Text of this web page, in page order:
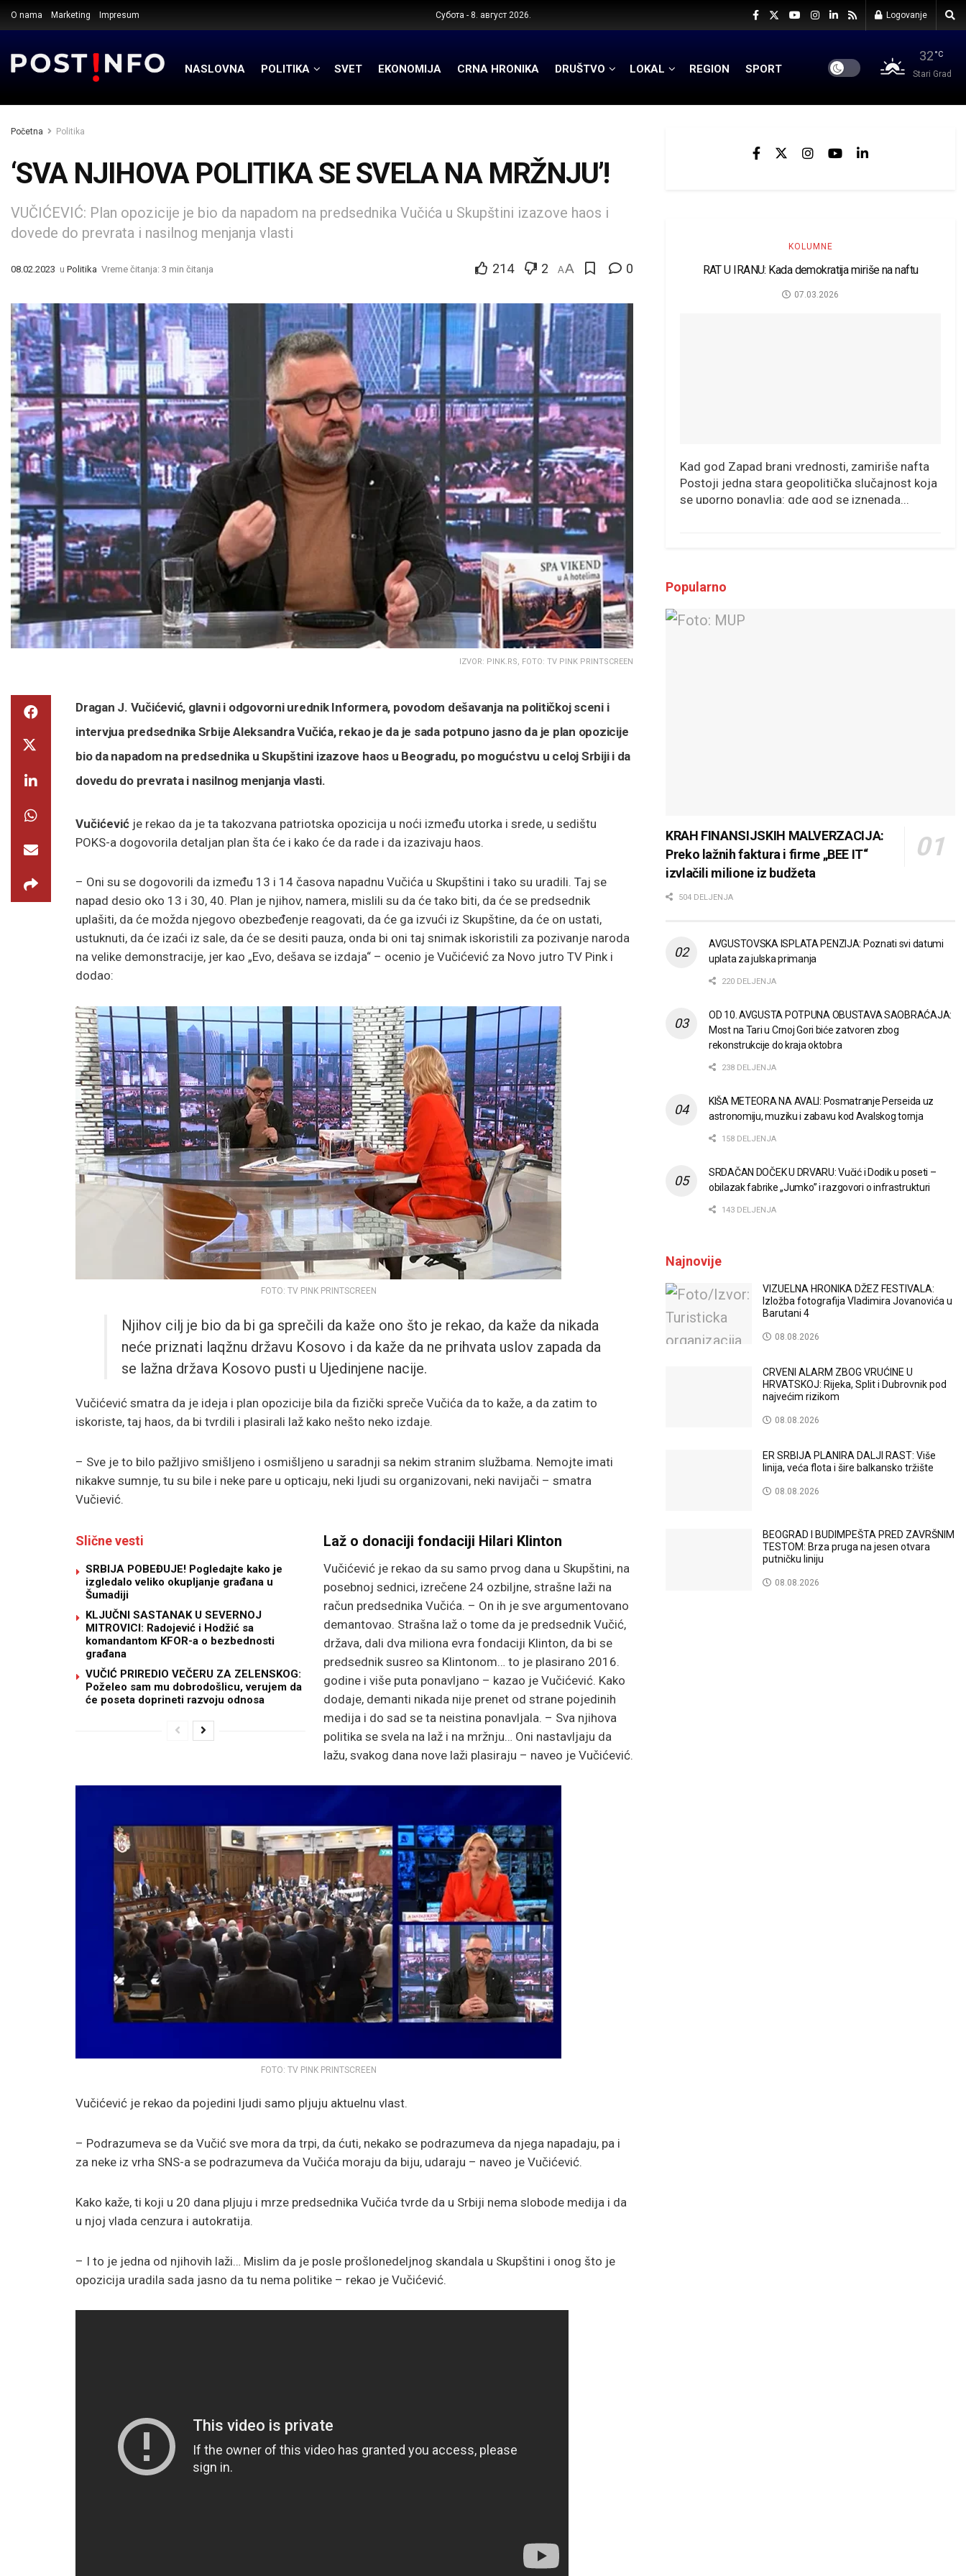
O nama Marketing Impresum Субота - 8. август 2026. Logovanje
NASLOVNA POLITIKA SVET EKONOMIJA CRNA HRONIKA DRUŠTVO LOKAL REGION SPORT
32 °C
Stari Grad
Početna Politika
‘SVA NJIHOVA POLITIKA SE SVELA NA MRŽNJU’!
VUČIĆEVIĆ: Plan opozicije je bio da napadom na predsednika Vučića u Skupštini izazove haos i
dovede do prevrata i nasilnog menjanja vlasti
08.02.2023 u Politika Vreme čitanja: 3 min čitanja 214 2 AA 0
IZVOR: PINK.RS, FOTO: TV PINK PRINTSCREEN
Dragan J. Vučićević, glavni i odgovorni urednik Informera, povodom dešavanja na političkoj sceni i
intervjua predsednika Srbije Aleksandra Vučića, rekao je da je sada potpuno jasno da je plan opozicije
bio da napadom na predsednika u Skupštini izazove haos u Beogradu, po mogućstvu u celoj Srbiji i da
dovedu do prevrata i nasilnog menjanja vlasti.
Vučićević je rekao da je ta takozvana patriotska opozicija u noći između utorka i srede, u sedištu
POKS-a dogovorila detaljan plan šta će i kako će da rade i da izazivaju haos.
– Oni su se dogovorili da između 13 i 14 časova napadnu Vučića u Skupštini i tako su uradili. Taj se
napad desio oko 13 i 30, 40. Plan je njihov, namera, mislili su da će tako biti, da će se predsednik
uplašiti, da će možda njegovo obezbeđenje reagovati, da će ga izvući iz Skupštine, da će on ustati,
ustuknuti, da će izaći iz sale, da će se desiti pauza, onda bi oni taj snimak iskoristili za pozivanje naroda
na velike demonstracije, jer kao „Evo, dešava se izdaja“ – ocenio je Vučićević za Novo jutro TV Pink i
dodao:
FOTO: TV PINK PRINTSCREEN
Njihov cilj je bio da bi ga sprečili da kaže ono što je rekao, da kaže da nikada
neće priznati laqžnu državu Kosovo i da kaže da ne prihvata uslov zapada da
se lažna država Kosovo pusti u Ujedinjene nacije.
Vučićević smatra da je ideja i plan opozicije bila da fizički spreče Vučića da to kaže, a da zatim to
iskoriste, taj haos, da bi tvrdili i plasirali laž kako nešto neko izdaje.
– Sve je to bilo pažljivo smišljeno i osmišljeno u saradnji sa nekim stranim službama. Nemojte imati
nikakve sumnje, tu su bile i neke pare u opticaju, neki ljudi su organizovani, neki navijači – smatra
Vučiević.
Slične vesti
SRBIJA POBEĐUJE! Pogledajte kako je
izgledalo veliko okupljanje građana u
Šumadiji
KLJUČNI SASTANAK U SEVERNOJ
MITROVICI: Radojević i Hodžić sa
komandantom KFOR-a o bezbednosti
građana
VUČIĆ PRIREDIO VEČERU ZA ZELENSKOG:
Poželeo sam mu dobrodošlicu, verujem da
će poseta doprineti razvoju odnosa
Laž o donaciji fondaciji Hilari Klinton
Vučićević je rekao da su samo prvog dana u Skupštini, na
posebnoj sednici, izrečene 24 ozbiljne, strašne laži na
račun predsednika Vučića. – On ih je sve argumentovano
demantovao. Strašna laž o tome da je predsednik Vučić,
država, dali dva miliona evra fondaciji Klinton, da bi se
predsednik susreo sa Klintonom… to je plasirano 2016.
godine i više puta ponavljano – kazao je Vučićević. Kako
dodaje, demanti nikada nije prenet od strane pojedinih
medija i do sad se ta neistina ponavljala. – Sva njihova
politika se svela na laž i na mržnju… Oni nastavljaju da
lažu, svakog dana nove laži plasiraju – naveo je Vučićević.
FOTO: TV PINK PRINTSCREEN
Vučićević je rekao da pojedini ljudi samo pljuju aktuelnu vlast.
– Podrazumeva se da Vučić sve mora da trpi, da ćuti, nekako se podrazumeva da njega napadaju, pa i
za neke iz vrha SNS-a se podrazumeva da Vučića moraju da biju, udaraju – naveo je Vučićević.
Kako kaže, ti koji u 20 dana pljuju i mrze predsednika Vučića tvrde da u Srbiji nema slobode medija i da
u njoj vlada cenzura i autokratija.
– I to je jedna od njihovih laži… Mislim da je posle prošlonedeljnog skandala u Skupštini i onog što je
opozicija uradila sada jasno da tu nema politike – rekao je Vučićević.
KOLUMNE
RAT U IRANU: Kada demokratija miriše na naftu
07.03.2026
Kad god Zapad brani vrednosti, zamiriše nafta
Postoji jedna stara geopolitička slučajnost koja
se uporno ponavlja: gde god se iznenada...
Popularno
KRAH FINANSIJSKIH MALVERZACIJA:
Preko lažnih faktura i firme „BEE IT“
izvlačili milione iz budžeta
504 DELJENJA
AVGUSTOVSKA ISPLATA PENZIJA: Poznati svi datumi
uplata za julska primanja
220 DELJENJA
OD 10. AVGUSTA POTPUNA OBUSTAVA SAOBRAĆAJA:
Most na Tari u Crnoj Gori biće zatvoren zbog
rekonstrukcije do kraja oktobra
238 DELJENJA
KIŠA METEORA NA AVALI: Posmatranje Perseida uz
astronomiju, muziku i zabavu kod Avalskog tornja
158 DELJENJA
SRDAČAN DOČEK U DRVARU: Vučić i Dodik u poseti –
obilazak fabrike „Jumko” i razgovori o infrastrukturi
143 DELJENJA
Najnovije
VIZUELNA HRONIKA DŽEZ FESTIVALA:
Izložba fotografija Vladimira Jovanovića u
Barutani 4
08.08.2026
CRVENI ALARM ZBOG VRUĆINE U
HRVATSKOJ: Rijeka, Split i Dubrovnik pod
najvećim rizikom
08.08.2026
ER SRBIJA PLANIRA DALJI RAST: Više
linija, veća flota i šire balkansko tržište
08.08.2026
BEOGRAD I BUDIMPEŠTA PRED ZAVRŠNIM
TESTOM: Brza pruga na jesen otvara
putničku liniju
08.08.2026